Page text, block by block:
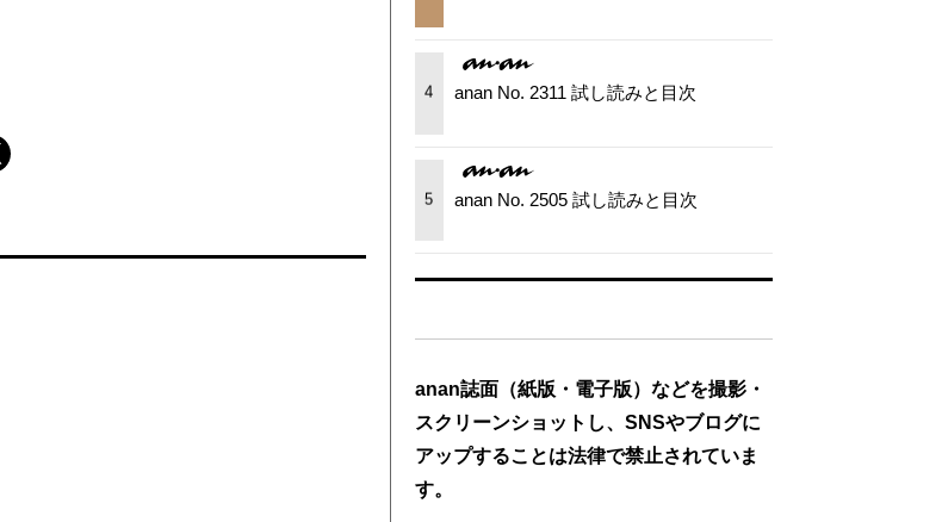
4 anan No. 2311 試し読みと目次
5 anan No. 2505 試し読みと目次
anan誌面（紙版・電子版）などを撮影・
スクリーンショットし、SNSやブログに
アップすることは法律で禁止されていま
す。